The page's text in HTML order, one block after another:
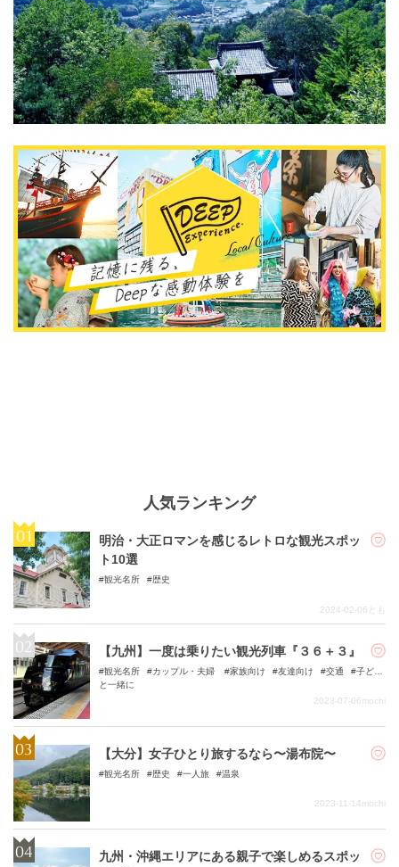
人気ランキング
明治・大正ロマンを感じるレトロな観光スポッ
ト10選
観光名所 歴史
2024-02-06 とも
【九州】一度は乗りたい観光列車『３６＋３』
観光名所 カップル・夫婦 家族向け 友達向け 交通
子ども
と一緒に
2023-07-06mochi
【大分】女子ひとり旅するなら〜湯布院〜
観光名所 歴史 一人旅 温泉
2023-11-14mochi
九州・沖縄エリアにある親子で楽しめるスポッ